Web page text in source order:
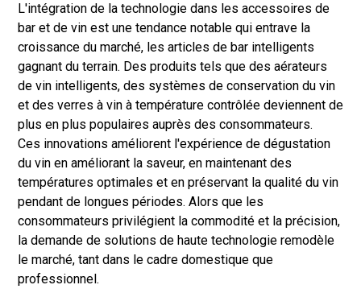
L'intégration de la technologie dans les accessoires de
bar et de vin est une tendance notable qui entrave la
croissance du marché, les articles de bar intelligents
gagnant du terrain. Des produits tels que des aérateurs
de vin intelligents, des systèmes de conservation du vin
et des verres à vin à température contrôlée deviennent de
plus en plus populaires auprès des consommateurs.
Ces innovations améliorent l'expérience de dégustation
du vin en améliorant la saveur, en maintenant des
températures optimales et en préservant la qualité du vin
pendant de longues périodes. Alors que les
consommateurs privilégient la commodité et la précision,
la demande de solutions de haute technologie remodèle
le marché, tant dans le cadre domestique que
professionnel.